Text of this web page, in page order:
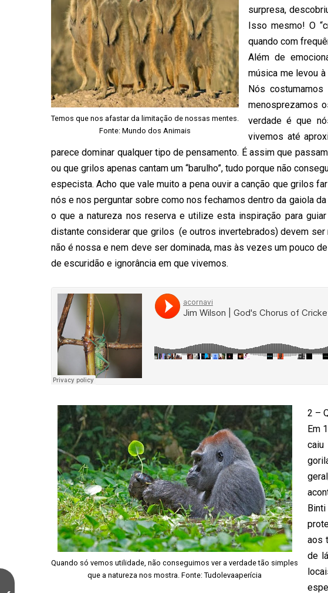
Temos que nos afastar da limitação de nossas mentes.
Fonte: Mundo dos Animais
surpresa,
Isso mesmo! O
quando com
Além de
música me levou
Nós
menosprezamos
verdade é que
vivemos até
parece dominar qualquer tipo de pensamento. É assim que
ou que grilos apenas cantam um “barulho”, tudo porque não
especista. Acho que vale muito a pena ouvir a canção que grilos
nós e nos perguntar sobre como nos fechamos dentro da gaiola
o que a natureza nos reserva e utilize esta inspiração para
distante considerar que grilos (e outros invertebrados) devem
não é nossa e nem deve ser dominada, mas às vezes um pouco
de escuridão e ignorância em que vivemos.
Quando só vemos utilidade, não conseguimos ver a verdade tão simples
que a natureza nos mostra. Fonte: Tudolevaaperícia
2 –
Em
aos
de